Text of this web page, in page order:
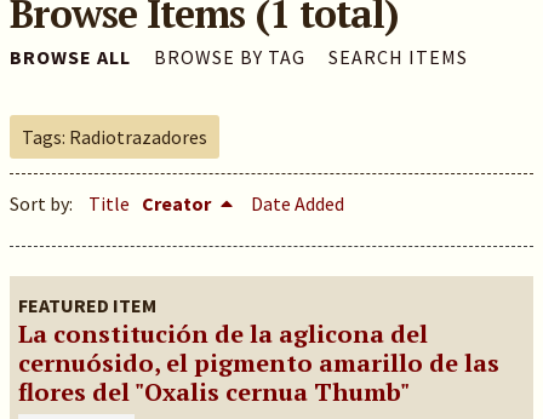
Browse Items (1 total)
BROWSE ALL BROWSE BY TAG SEARCH ITEMS
Tags: Radiotrazadores
Sort by: Title Creator Date Added
FEATURED ITEM
La constitución de la aglicona del
cernuósido, el pigmento amarillo de las
flores del "Oxalis cernua Thumb"